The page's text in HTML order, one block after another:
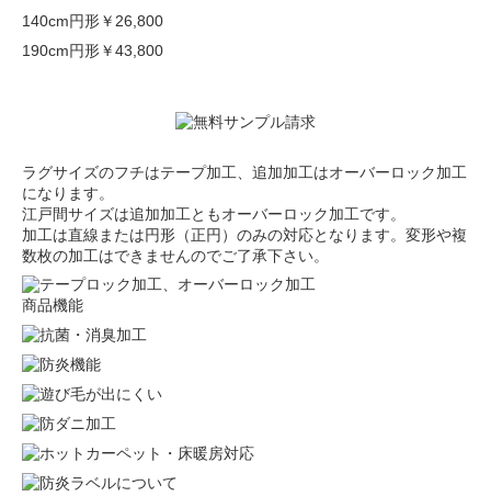
140cm円形￥26,800
190cm円形￥43,800
ラグサイズのフチはテープ加工、追加加工はオーバーロック加工
になります。
江戸間サイズは追加加工ともオーバーロック加工です。
加工は直線または円形（正円）のみの対応となります。変形や複
数枚の加工はできませんのでご了承下さい。
商品機能